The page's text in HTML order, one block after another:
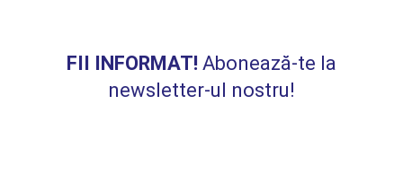
FII INFORMAT! Abonează-te la
newsletter-ul nostru!